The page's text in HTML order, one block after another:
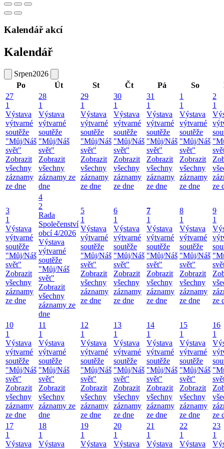
Kalendář akcí
Kalendář
Srpen2026
Po
Út St Čt Pá So
27
1
Výstava
výtvarné
soutěže
"Můj/Náš
svět"
Zobrazit
všechny
záznamy
ze dne
28
1
Výstava
výtvarné
soutěže
"Můj/Náš
svět"
Zobrazit
všechny
záznamy ze
dne
29
1
Výstava
výtvarné
soutěže
"Můj/Náš
svět"
Zobrazit
všechny
záznamy
ze dne
30
1
Výstava
výtvarné
soutěže
"Můj/Náš
svět"
Zobrazit
všechny
záznamy
ze dne
31
1
Výstava
výtvarné
soutěže
"Můj/Náš
svět"
Zobrazit
všechny
záznamy
ze dne
1
1
Výstava
výtvarné
soutěže
"Můj/Náš
svět"
Zobrazit
všechny
záznamy
ze dne
2
1
ze
3
1
Výstava
výtvarné
soutěže
"Můj/Náš
svět"
Zobrazit
všechny
záznamy
ze dne
4
2
Rada
Společenství
obcí 4/2026
Výstava
výtvarné
soutěže
"Můj/Náš
svět"
Zobrazit
všechny
záznamy ze
dne
5
1
Výstava
výtvarné
soutěže
"Můj/Náš
svět"
Zobrazit
všechny
záznamy
ze dne
6
1
Výstava
výtvarné
soutěže
"Můj/Náš
svět"
Zobrazit
všechny
záznamy
ze dne
7
1
Výstava
výtvarné
soutěže
"Můj/Náš
svět"
Zobrazit
všechny
záznamy
ze dne
8
1
Výstava
výtvarné
soutěže
"Můj/Náš
svět"
Zobrazit
všechny
záznamy
ze dne
9
1
ze
10
1
Výstava
výtvarné
soutěže
"Můj/Náš
svět"
Zobrazit
všechny
záznamy
ze dne
11
1
Výstava
výtvarné
soutěže
"Můj/Náš
svět"
Zobrazit
všechny
záznamy ze
dne
12
1
Výstava
výtvarné
soutěže
"Můj/Náš
svět"
Zobrazit
všechny
záznamy
ze dne
13
1
Výstava
výtvarné
soutěže
"Můj/Náš
svět"
Zobrazit
všechny
záznamy
ze dne
14
1
Výstava
výtvarné
soutěže
"Můj/Náš
svět"
Zobrazit
všechny
záznamy
ze dne
15
1
Výstava
výtvarné
soutěže
"Můj/Náš
svět"
Zobrazit
všechny
záznamy
ze dne
16
1
ze
17
1
Výstava
18
1
Výstava
19
1
Výstava
20
1
Výstava
21
1
Výstava
22
1
Výstava
23
1